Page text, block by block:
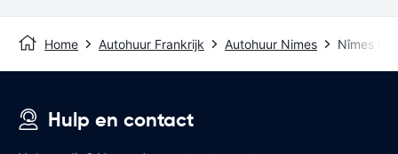
Home Autohuur Frankrijk Autohuur Nimes Nîmes
Hulp en contact